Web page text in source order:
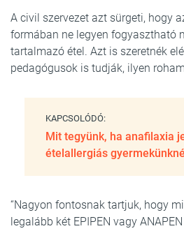
A civil szervezet azt sürgeti, hogy
formában ne legyen fogyasztható
tartalmazó étel. Azt is szeretnék
pedagógusok is tudják, ilyen
KAPCSOLÓDÓ:
Mit tegyünk, ha anafilaxia
ételallergiás
“Nagyon fontosnak tartjuk, hogy
legalább két EPIPEN vagy